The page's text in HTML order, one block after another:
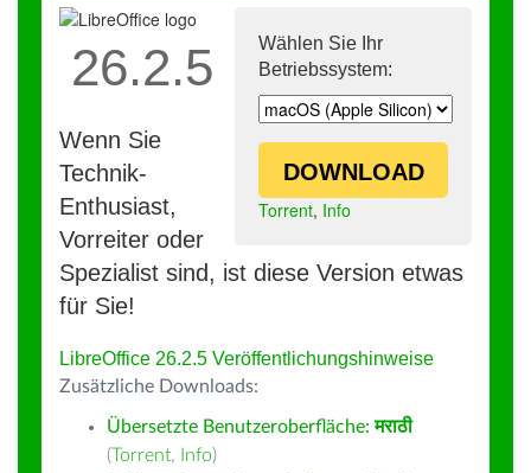
Wählen Sie Ihr
Betriebssystem:
DOWNLOAD
Torrent, Info
26.2.5
Wenn Sie
Technik-
Enthusiast,
Vorreiter oder
Spezialist sind, ist diese Version etwas
für Sie!
LibreOffice 26.2.5 Veröffentlichungshinweise
Zusätzliche Downloads:
Übersetzte Benutzeroberfläche:मराठी
(Torrent, Info)